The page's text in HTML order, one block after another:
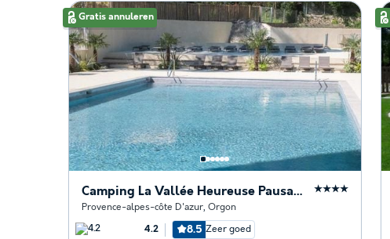
Gratis annuleren
Camping La Vallée Heureuse Pausado ★★★★
Provence-alpes-côte D'azur, Orgon
4.2 8.5 Zeer goed